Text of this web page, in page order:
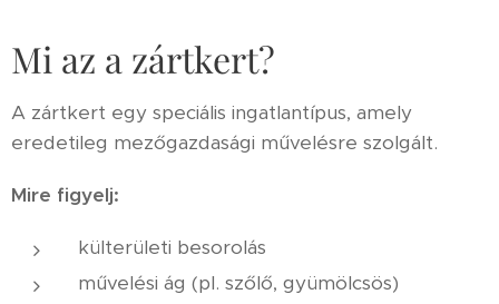
Mi az a zártkert?
A zártkert egy speciális ingatlantípus, amely
eredetileg mezőgazdasági művelésre szolgált.
Mire figyelj:
külterületi besorolás
művelési ág (pl. szőlő, gyümölcsös)